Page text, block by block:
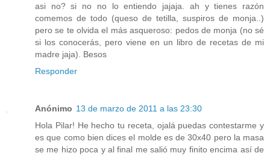
asi no? si no no lo entiendo jajaja. ah y tienes razón
comemos de todo (queso de tetilla, suspiros de monja..)
pero se te olvida el más asqueroso: pedos de monja (no sé
si los conocerás, pero viene en un libro de recetas de mi
madre jaja). Besos
Responder
Anónimo 13 de marzo de 2011 a las 23:30
Hola Pilar! He hecho tu receta, ojalá puedas contestarme y
es que como bien dices el molde es de 30x40 pero la masa
se me hizo poca y al final me salió muy finito encima así de